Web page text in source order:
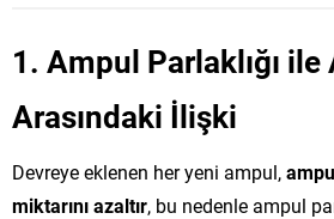
1. Ampul Parlaklığı ile
Arasındaki İlişki
Devreye eklenen her yeni ampul,
miktarını azaltır, bu nedenle ampul